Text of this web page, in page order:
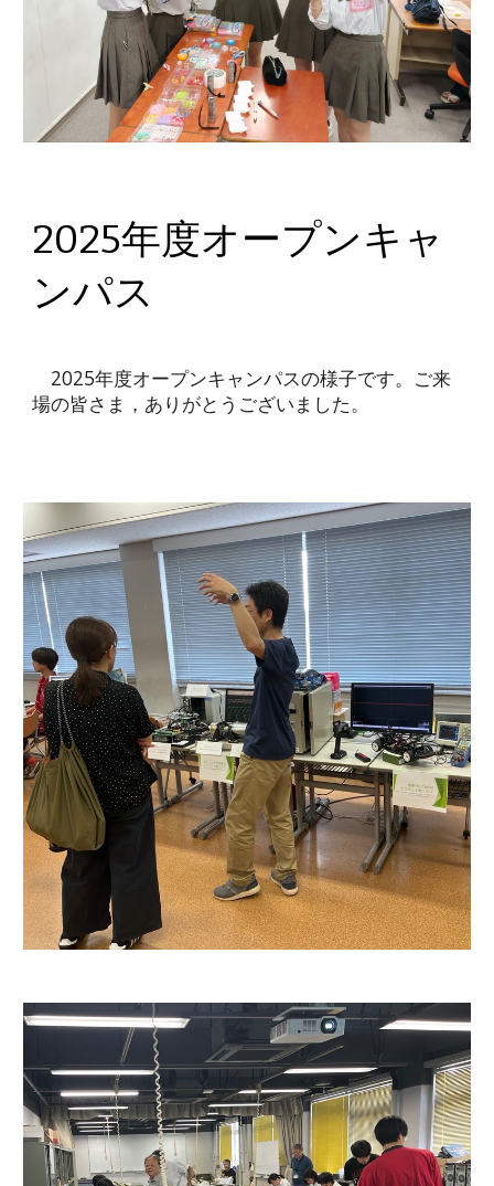
2025年度オープンキャ
ンパス
2025年度オープンキャンパスの様子です。ご来
場の皆さま，ありがとうございました。